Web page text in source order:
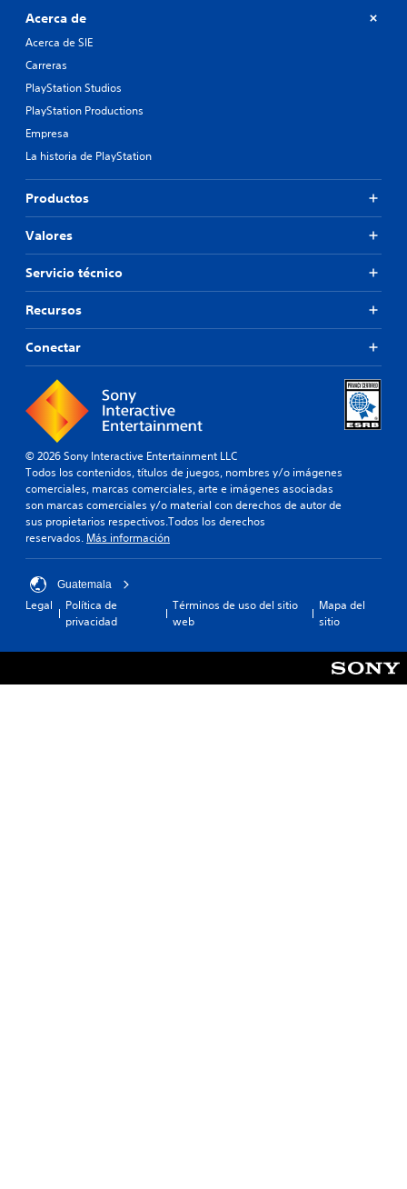
Acerca de
Acerca de SIE
Carreras
PlayStation Studios
PlayStation Productions
Empresa
La historia de PlayStation
Productos
Valores
Servicio técnico
Recursos
Conectar
© 2026 Sony Interactive Entertainment LLC
Todos los contenidos, títulos de juegos, nombres y/o imágenes
comerciales, marcas comerciales, arte e imágenes asociadas
son marcas comerciales y/o material con derechos de autor de
sus propietarios respectivos.Todos los derechos
reservados. Más información
Guatemala
Legal
Política de
privacidad
Términos de uso del sitio
web
Mapa del
sitio